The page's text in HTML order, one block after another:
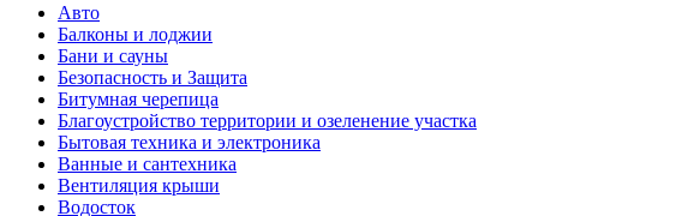
Авто
Балконы и лоджии
Бани и сауны
Безопасность и Защита
Битумная черепица
Благоустройство территории и озеленение участка
Бытовая техника и электроника
Ванные и сантехника
Вентиляция крыши
Водосток